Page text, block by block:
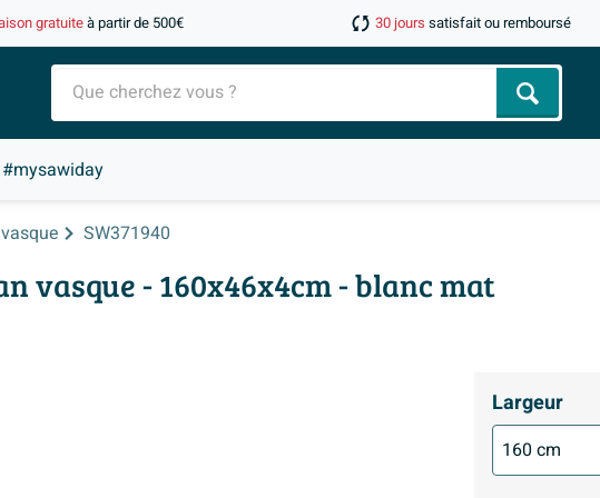
gratuiteà partir de 500€ 30 jours satisfait ou remboursé
Chercher
#mysawiday
SW371940
vasque - 160x46x4cm - blanc mat
Largeur